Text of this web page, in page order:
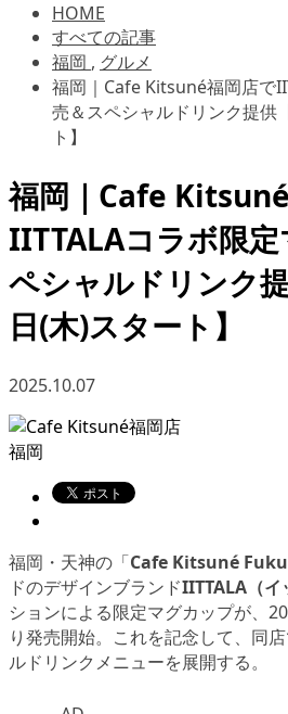
HOME
すべての記事
福岡 , グルメ
福岡｜Cafe Kitsuné福岡店で
売＆スペシャルドリンク提供
ト】
福岡｜Cafe
IITTALAコラボ限定
ペシャルドリンク
日(木)スタート】
2025.10.07
福岡
福岡・天神の「Cafe Kitsuné
ドのデザインブランドIITTALA（イ
ションによる限定マグカップが、
り発売開始。これを記念して、同
ルドリンクメニューを展開する。